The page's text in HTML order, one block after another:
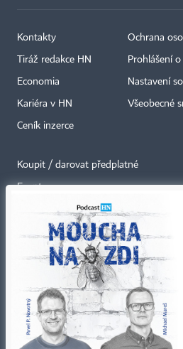
Kontakty
Tiráž redakce HN
Economia
Kariéra v HN
Ceník inzerce
Ochrana
Prohlášení
Nastavení
Všeobecné
Koupit / darovat předplatné
Eventy
Newslettery
RSS kanály
Autorská práva vykonává vydavatel. Bez
zakázáno jakékoli užití částí nebo celku
jakýmkoli způsobem, mechanickým nebo
jiném jazyce. Bez souhlasu vydavatele je
obsahu pro účely automatizované analýzy